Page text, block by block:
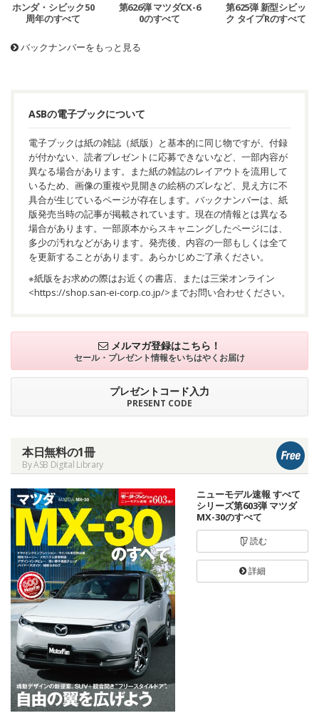
ホンダ・シビック50
周年のすべて
第626弾 マツダCX-6
0のすべて
第625弾 新型シビッ
ク タイプRのすべて
バックナンバーをもっと見る
ASBの電子ブックについて
電子ブックは紙の雑誌（紙版）と基本的に同じ物ですが、付録
が付かない、読者プレゼントに応募できないなど、一部内容が
異なる場合があります。また紙の雑誌のレイアウトを流用して
いるため、画像の重複や見開きの絵柄のズレなど、見え方に不
具合が生じているページが存在します。バックナンバーは、紙
版発売当時の記事が掲載されています。現在の情報とは異なる
場合があります。一部原本からスキャニングしたページには、
多少の汚れなどがあります。発売後、内容の一部もしくは全て
を更新することがあります。あらかじめご了承ください。
※紙版をお求めの際はお近くの書店、または三栄オンライン
<https://shop.san-ei-corp.co.jp/>までお問い合わせください。
メルマガ登録はこちら！
セール・プレゼント情報をいちはやくお届け
プレゼントコード入力
PRESENT CODE
本日無料の1冊
By ASB Digital Library
ニューモデル速報 すべて
シリーズ第603弾 マツダ
MX-30のすべて
読む
詳細